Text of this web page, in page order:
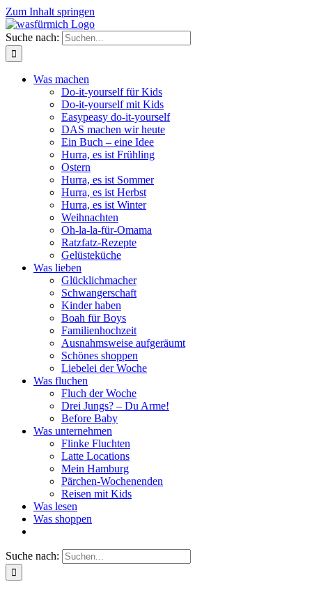
Zum Inhalt springen
Suche nach:
Was machen
Do-it-yourself für Kids
Do-it-yourself mit Kids
Easypeasy do-it-yourself
DAS machen wir heute
Ein Buch – eine Idee
Hurra, es ist Frühling
Ostern
Hurra, es ist Sommer
Hurra, es ist Herbst
Hurra, es ist Winter
Weihnachten
Oh-la-la-für-Omama
Ratzfatz-Rezepte
Gelüsteküche
Was lieben
Glücklichmacher
Schwangerschaft
Kinder haben
Boah für Boys
Familienhochzeit
Ausnahmsweise aufgeräumt
Schönes shoppen
Liebelei der Woche
Was fluchen
Fluch der Woche
Drei Jungs? – Du Arme!
Before Baby
Was unternehmen
Flinke Fluchten
Latte Locations
Mein Hamburg
Pärchen-Wochenenden
Reisen mit Kids
Was lesen
Was shoppen
Suche nach: